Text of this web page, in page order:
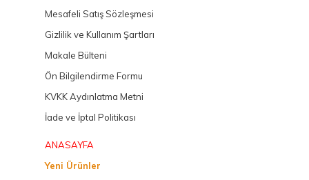
Mesafeli Satış Sözleşmesi
Gizlilik ve Kullanım Şartları
Makale Bülteni
Ön Bilgilendirme Formu
KVKK Aydınlatma Metni
İade ve İptal Politikası
ANASAYFA
Yeni Ürünler